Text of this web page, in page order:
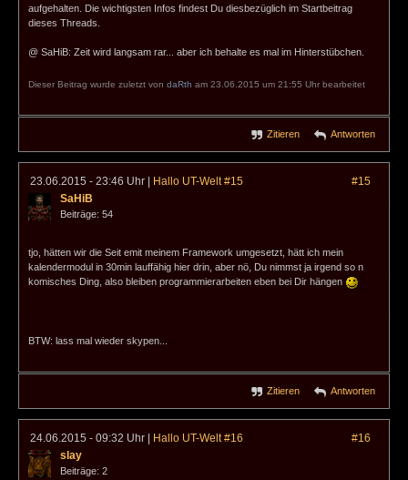
aufgehalten. Die wichtigsten Infos findest Du diesbezüglich im Startbeitrag
dieses Threads.
@ SaHiB: Zeit wird langsam rar... aber ich behalte es mal im Hinterstübchen.
Dieser Beitrag wurde zuletzt von daRth am 23.06.2015 um 21:55 Uhr bearbeitet
Zitieren Antworten
23.06.2015 - 23:46 Uhr Hallo UT-Welt #15
#15
SaHiB
Beiträge: 54
tjo, hätten wir die Seit emit meinem Framework umgesetzt, hätt ich mein
kalendermodul in 30min lauffähig hier drin, aber nö, Du nimmst ja irgend so n
komisches Ding, also bleiben programmierarbeiten eben bei Dir hängen
BTW: lass mal wieder skypen...
Zitieren Antworten
24.06.2015 - 09:32 Uhr | Hallo UT-Welt #16
#16
slay
Beiträge: 2